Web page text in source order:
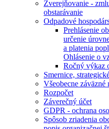
Zverejňovanie -
obstarávanie
Odpadové
Prehlásenie
určenie
a platenia
Ohlásenie o
Ročný výkaz
Smernice,
Všeobecne záväzné
Rozpočet
Záverečný účet
GDPR - ochrana
Spôsob zriadenia